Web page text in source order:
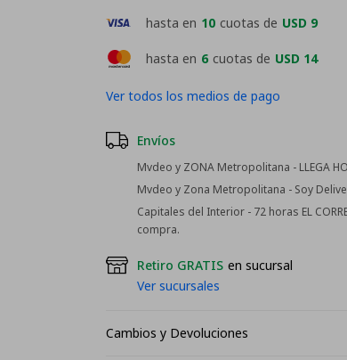
hasta en 6 cuotas de USD 14
hasta en 10 cuotas de USD 9
Ver todos los medios de pago
Envíos
Mvdeo y ZONA Metropolitana - LLEGA
Mvdeo y Zona Metropolitana - Soy
Capitales del Interior - 72 horas EL
compra.
Retiro GRATIS en sucursal
Ver sucursales
Cambios y Devoluciones